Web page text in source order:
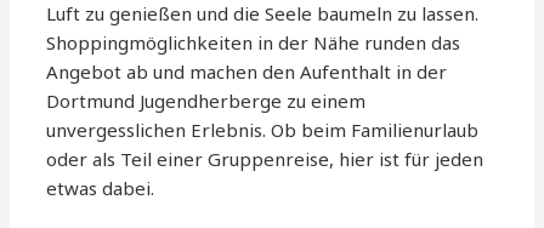
Luft zu genießen und die Seele baumeln zu lassen.
Shoppingmöglichkeiten in der Nähe runden das
Angebot ab und machen den Aufenthalt in der
Dortmund Jugendherberge zu einem
unvergesslichen Erlebnis. Ob beim Familienurlaub
oder als Teil einer Gruppenreise, hier ist für jeden
etwas dabei.